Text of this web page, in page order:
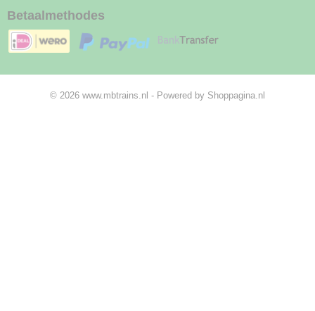
Betaalmethodes
© 2026 www.mbtrains.nl - Powered by Shoppagina.nl